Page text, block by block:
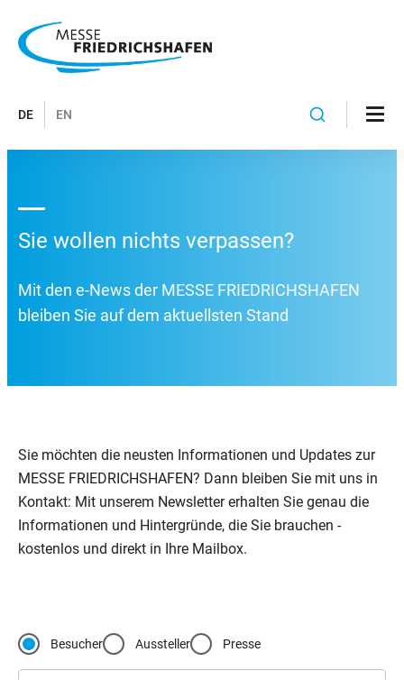
DE EN
Sie wollen nichts verpassen?
Mit den e-News der MESSE FRIEDRICHSHAFEN
bleiben Sie auf dem aktuellsten Stand
Sie möchten die neusten Informationen und Updates zur
MESSE FRIEDRICHSHAFEN? Dann bleiben Sie mit uns in
Kontakt: Mit unserem Newsletter erhalten Sie genau die
Informationen und Hintergründe, die Sie brauchen -
kostenlos und direkt in Ihre Mailbox.
Besucher Aussteller Presse